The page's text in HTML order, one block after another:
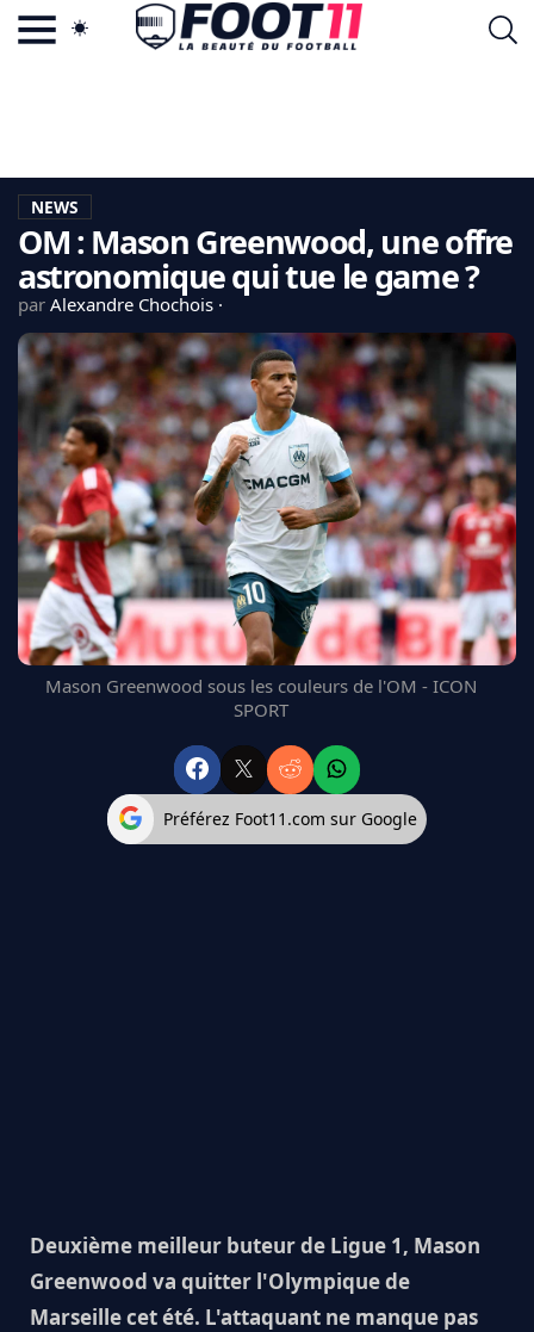
LA CHARTE
VIE PRIVÉE
CGU
CONTACTEZ-NOUS
MERCATO
CDM 2026
EDF
PSG
LIGUE 1
REAL MADRID
FC BARCELONE
MANCHESTER UNITED
CHELSEA
ARSENAL
NEWS
OM : Mason Greenwood, une offre
astronomique qui tue le game ?
par Alexandre Chochois
Mason Greenwood sous les couleurs de l'OM - ICON
SPORT
Préférez Foot11.com sur Google
Deuxième meilleur buteur de Ligue 1, Mason
Greenwood va quitter l'Olympique de
Marseille cet été. L'attaquant ne manque pas